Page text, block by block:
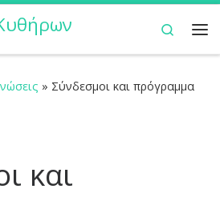
Search
» Σύνδεσμοι και πρόγραμμα
και